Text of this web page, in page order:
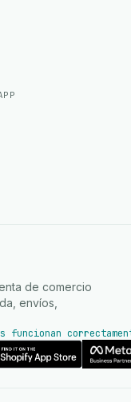
de comercio
envíos,
funcionan